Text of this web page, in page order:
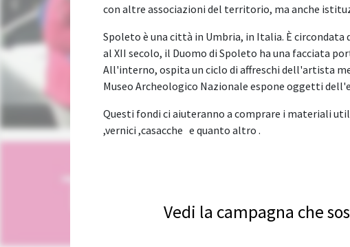
con altre associazioni del territorio, ma anche
Spoleto è una città in Umbria, in Italia. È
al XII secolo, il Duomo di Spoleto ha una facciata
All'interno, ospita un ciclo di affreschi dell'artista
Museo Archeologico Nazionale espone oggetti
Questi fondi ci aiuteranno a comprare i materiali
,vernici ,casacche e quanto altro .
Vedi la campagna che